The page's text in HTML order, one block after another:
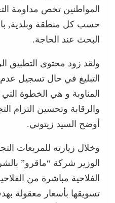
المواطنين تخص مداومة
حسب كل منطقة وبلدية,
البحث عند الحاجة.
ولقد زود محتوى التطبيق
التبليغ في حال تسجيل عدم
المناوبة و هي الخطوة
والرقابة وتحسين التزام
أوضح السيد زيتوني.
وخلال زيارته للمربعات
الوزير شركة “ماقرو”
الفلاحية مباشرة من
تسويقها بأسعار معقولة